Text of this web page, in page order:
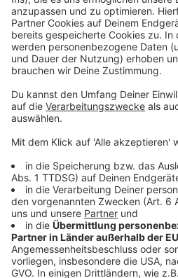
Wir
Zustimmung, um
Video-Service
Drittanbieters, um
einzubetten. Dieser
sammeln. Bitte
Details durch und
Nutzung des Service
Video
Mehr
Große, muskelbepackte
gegenseitig mit der flachen
k.o. geht. Sachen gibts. Wie